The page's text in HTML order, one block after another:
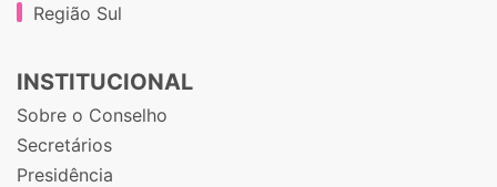
Região Sul
INSTITUCIONAL
Sobre o Conselho
Secretários
Presidência